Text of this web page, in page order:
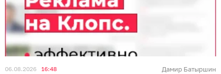
06.08.2026 16:48 Дамир Батыршин